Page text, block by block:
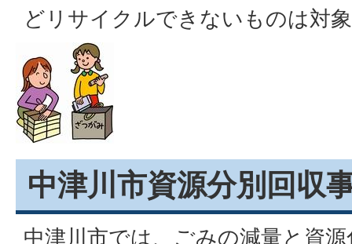
どリサイクルできないものは対
中津川市資源分別回収
中津川市では、ごみの減量と資